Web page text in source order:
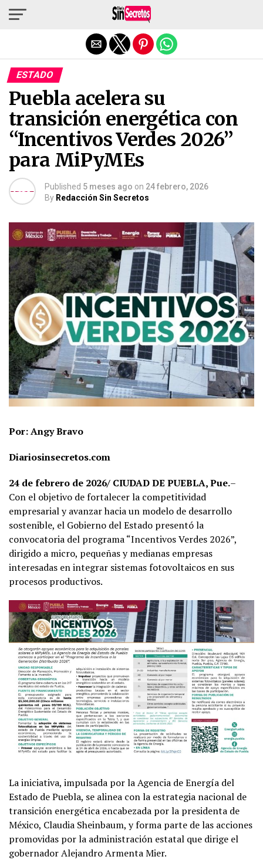
ESTADO
Puebla acelera su
transición energética con
“Incentivos Verdes 2026”
para MiPyMEs
Published 5 meses ago on 24 febrero, 2026
By Redacción Sin Secretos
Por: Angy Bravo
Diariosinsecretos.com
24 de febrero de 2026/ CIUDAD DE PUEBLA, Pue.–
Con el objetivo de fortalecer la competitividad
empresarial y avanzar hacia un modelo de desarrollo
sostenible, el Gobierno del Estado presentó la
convocatoria del programa “Incentivos Verdes 2026”,
dirigido a micro, pequeñas y medianas empresas
interesadas en integrar sistemas fotovoltaicos en sus
procesos productivos.
La iniciativa, impulsada por la Agencia de Energía del
Estado de Puebla, se alinea con la estrategia nacional de
transición energética encabezada por la presidenta de
México, Claudia Sheinbaum, y forma parte de las acciones
promovidas por la administración estatal que dirige el
gobernadorAlejandro Armenta Mier.
Salir de la versión móvil